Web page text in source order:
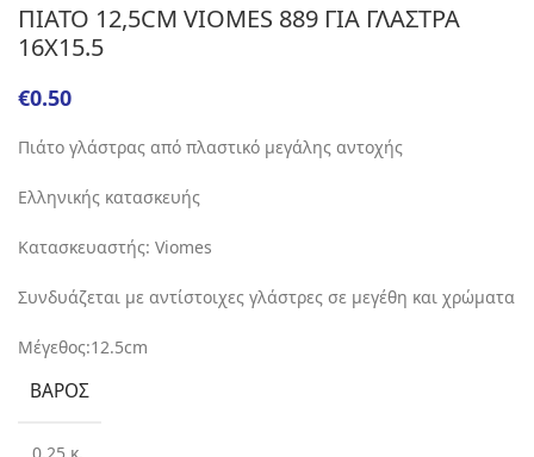
ΠΙΑΤΟ 12,5CM VIOMES 889 ΓΙΑ ΓΛΑΣΤΡΑ
16Χ15.5
€
Πιάτο γλάστρας από πλαστικό μεγάλης αντοχής
Ελληνικής κατασκευής
Κατασκευαστής: Viomes
Συνδυάζεται με αντίστοιχες γλάστρες σε μεγέθη και χρώματα
Μέγεθος:12.5cm
ΒΆΡΟΣ
0.25 κ.